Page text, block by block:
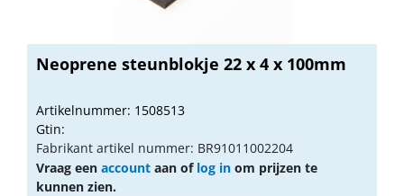
Neoprene steunblokje 22 x 4 x 100mm
Artikelnummer: 1508513
Gtin:
Fabrikant artikel nummer: BR91011002204
Vraag een account aan of log in om prijzen te
kunnen zien.